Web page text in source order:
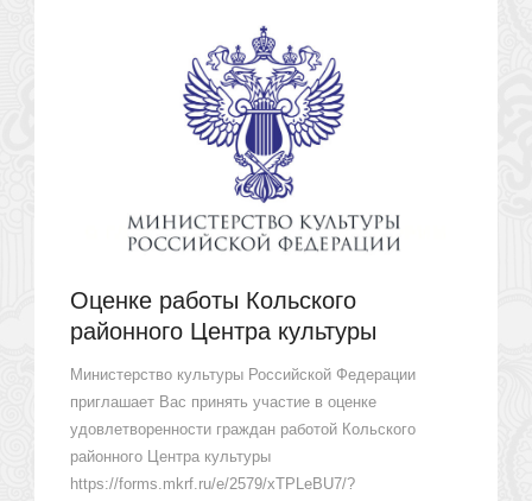
Оценке работы Кольского
районного Центра культуры
Министерство культуры Российской Федерации
приглашает Вас принять участие в оценке
удовлетворенности граждан работой Кольского
районного Центра культуры
https://forms.mkrf.ru/e/2579/xTPLeBU7/?